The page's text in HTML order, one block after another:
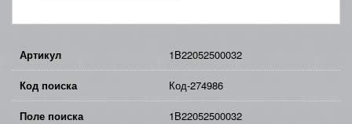
Артикул 1B22052500032
Код поиска Код-274986
Поле поиска 1B22052500032